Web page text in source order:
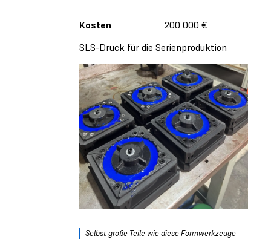
Kosten
200 000 €
SLS-Druck für die Serienproduktion
Selbst große Teile wie diese Formwerkzeuge